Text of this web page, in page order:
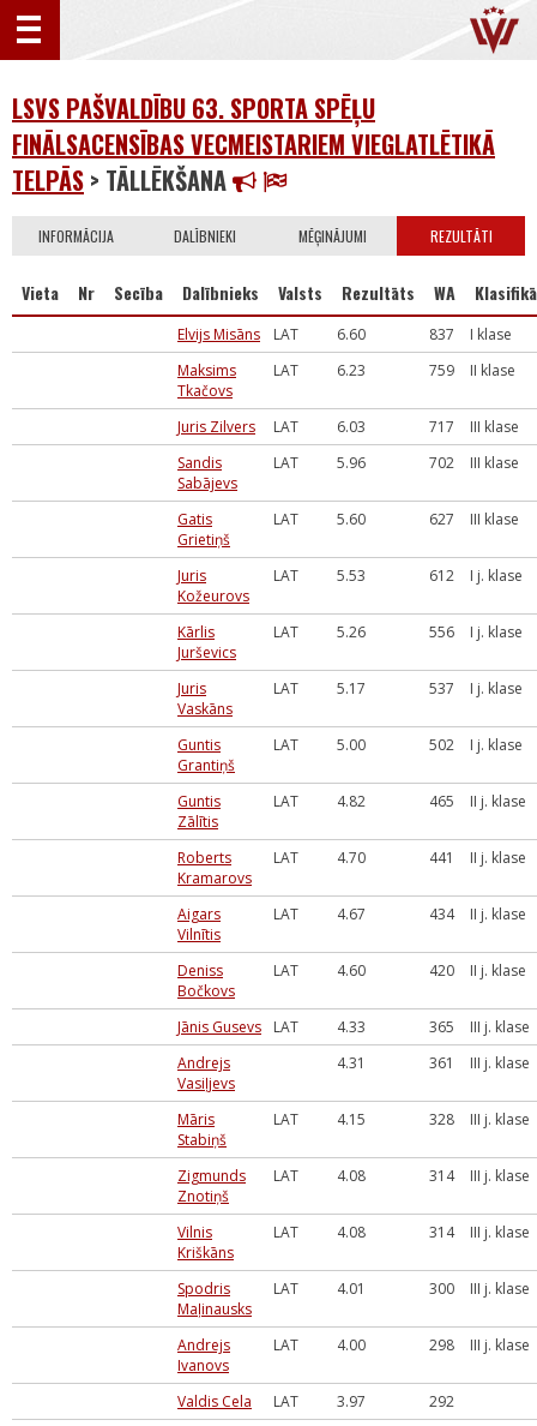
LSVS PAŠVALDĪBU 63. SPORTA SPĒĻU
FINĀLSACENSĪBAS VECMEISTARIEM VIEGLATLĒTIKĀ
TELPĀS > TĀLLĒKŠANA
INFORMĀCIJA DALĪBNIEKI MĒĢINĀJUMI REZULTĀTI
Vieta Nr Secība Dalībnieks Valsts Rezultāts WA
Elvijs Misāns LAT 6.60 837
I klase
Maksims
Tkačovs
LAT 6.23 759 II klase
Juris Zilvers LAT 6.03 717
III klase
Sandis
Sabājevs
LAT 5.96 702 III klase
Gatis
Grietiņš
LAT 5.60 627 III klase
Juris
Kožeurovs
LAT 5.53 612 I j. klase
Kārlis
Jurševics
LAT 5.26 556 I j. klase
Juris
Vaskāns
LAT 5.17 537 I j. klase
Guntis
Grantiņš
LAT 5.00 502 I j. klase
Guntis
Zālītis
LAT 4.82 465 II j. klase
Roberts
Kramarovs
LAT 4.70 441 II j. klase
Aigars
Vilnītis
LAT 4.67 434 II j. klase
Deniss
Bočkovs
LAT 4.60 420 II j. klase
Jānis Gusevs LAT 4.33 365
III j. klase
Andrejs
Vasiļjevs
4.31 361 III j. klase
Māris
Stabiņš
LAT 4.15 328 III j. klase
Zigmunds
Znotiņš
LAT 4.08 314 III j. klase
Vilnis
Kriškāns
LAT 4.08 314 III j. klase
Spodris
Maļinausks
LAT 4.01 300 III j. klase
Andrejs
Ivanovs
LAT 4.00 298 III j. klase
Valdis Cela LAT 3.97
292